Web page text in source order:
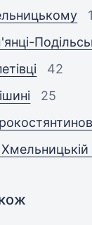
42
25
Хмельницькій